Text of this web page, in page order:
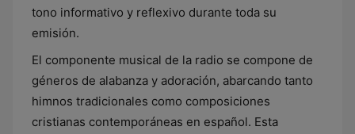
tono informativo y reflexivo durante toda su
emisión.
El componente musical de la radio se compone de
géneros de alabanza y adoración, abarcando tanto
himnos tradicionales como composiciones
cristianas contemporáneas en español. Esta